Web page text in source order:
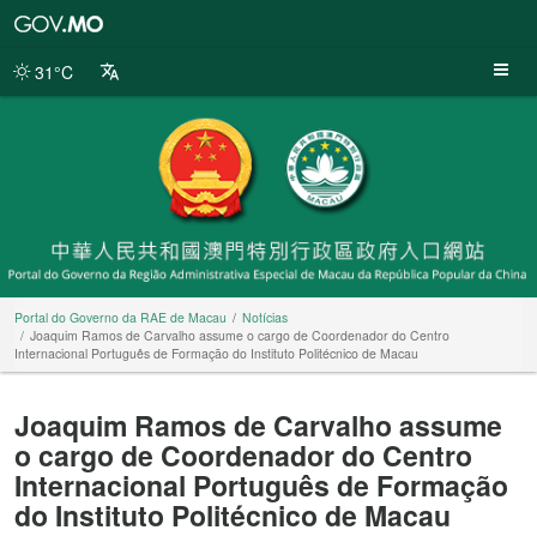
da
31°C
Portal do Governo da RAE de Macau
Notícias
Joaquim Ramos de Carvalho assume o cargo de Coordenador do Centro
Internacional Português de Formação do Instituto Politécnico de Macau
Joaquim Ramos de Carvalho assume
o cargo de Coordenador do Centro
Internacional Português de Formação
do Instituto Politécnico de Macau